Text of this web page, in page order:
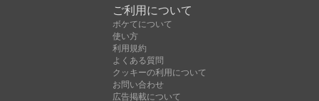
ご利用について
ボケてについて
使い方
利用規約
よくある質問
クッキーの利用について
お問い合わせ
広告掲載について